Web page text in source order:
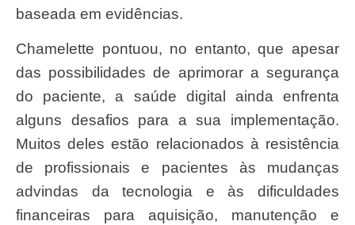
baseada em evidências.
Chamelette pontuou, no entanto, que apesar
das possibilidades de aprimorar a segurança
do paciente, a saúde digital ainda enfrenta
alguns desafios para a sua implementação.
Muitos deles estão relacionados à resistência
de profissionais e pacientes às mudanças
advindas da tecnologia e às dificuldades
financeiras para aquisição, manutenção e